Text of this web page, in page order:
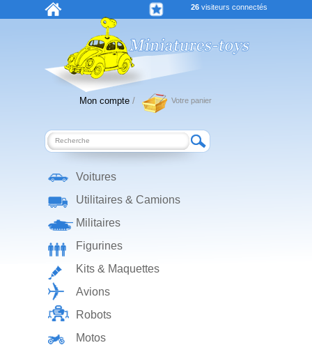
26 visiteurs connectés
Mon compte / Votre panier
Voitures
Utilitaires & Camions
Militaires
Figurines
Kits & Maquettes
Avions
Robots
Motos